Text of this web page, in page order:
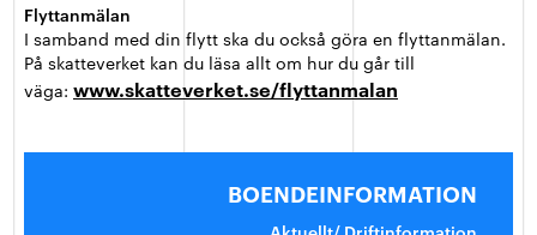
BOENDEINFORMATION
Aktuellt/ Driftinformation
Flyttanmälan
I samband med din flytt ska du också göra en flyttanmälan.
På skatteverket kan du läsa allt om hur du går till
väga: www.skatteverket.se/flyttanmalan